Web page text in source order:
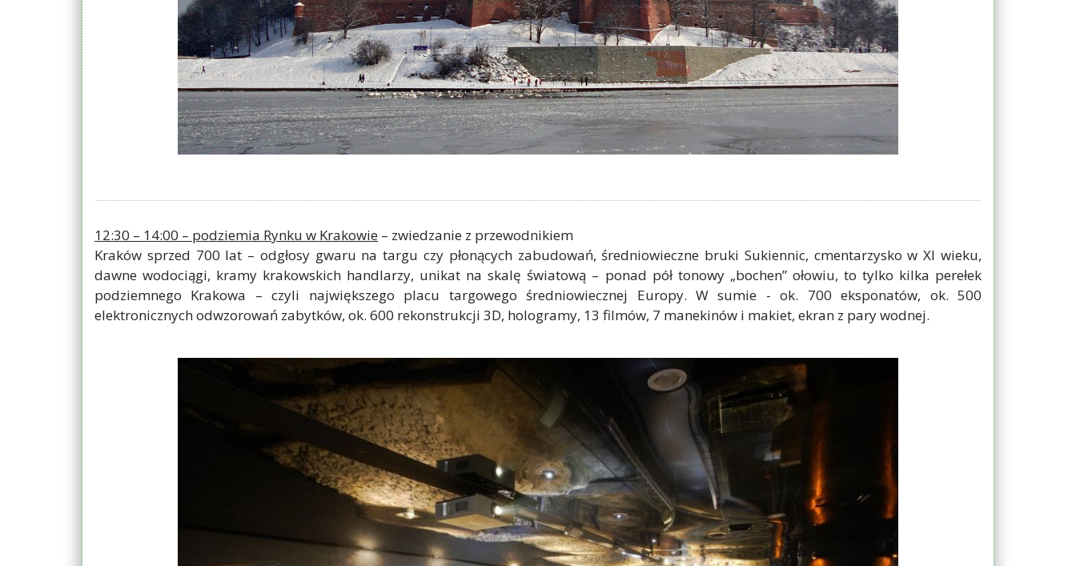
12:30 – 14:00 – podziemia Rynku w Krakowie – zwiedzanie z przewodnikiem
Kraków sprzed 700 lat – odgłosy gwaru na targu czy płonących zabudowań, średniowieczne bruki Sukiennic, cmentarzysko w XI wieku,
dawne wodociągi, kramy krakowskich handlarzy, unikat na skalę światową – ponad pół tonowy „bochen” ołowiu, to tylko kilka perełek
podziemnego Krakowa – czyli największego placu targowego średniowiecznej Europy. W sumie - ok. 700 eksponatów, ok. 500
elektronicznych odwzorowań zabytków, ok. 600 rekonstrukcji 3D, hologramy, 13 filmów, 7 manekinów i makiet, ekran z pary wodnej.